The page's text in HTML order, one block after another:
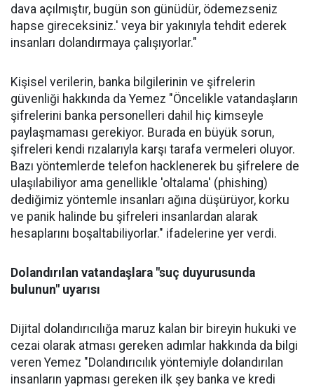
dava açılmıştır, bugün son günüdür, ödemezseniz
hapse gireceksiniz.' veya bir yakınıyla tehdit ederek
insanları dolandırmaya çalışıyorlar."
Kişisel verilerin, banka bilgilerinin ve şifrelerin
güvenliği hakkında da Yemez "Öncelikle vatandaşların
şifrelerini banka personelleri dahil hiç kimseyle
paylaşmaması gerekiyor. Burada en büyük sorun,
şifreleri kendi rızalarıyla karşı tarafa vermeleri oluyor.
Bazı yöntemlerde telefon hacklenerek bu şifrelere de
ulaşılabiliyor ama genellikle 'oltalama' (phishing)
dediğimiz yöntemle insanları ağına düşürüyor, korku
ve panik halinde bu şifreleri insanlardan alarak
hesaplarını boşaltabiliyorlar." ifadelerine yer verdi.
Dolandırılan vatandaşlara "suç duyurusunda
bulunun" uyarısı
Dijital dolandırıcılığa maruz kalan bir bireyin hukuki ve
cezai olarak atması gereken adımlar hakkında da bilgi
veren Yemez "Dolandırıcılık yöntemiyle dolandırılan
insanların yapması gereken ilk şey banka ve kredi